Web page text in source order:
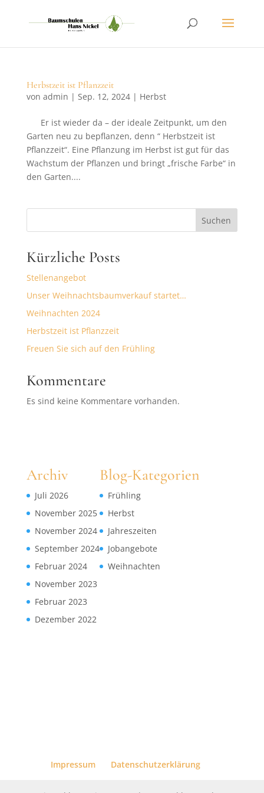
Herbstzeit ist Pflanzzeit
von admin | Sep. 12, 2024| Herbst
Er ist wieder da – der ideale Zeitpunkt, um den
Garten neu zu bepflanzen, denn “ Herbstzeit ist
Pflanzzeit“. Eine Pflanzung im Herbst ist gut für das
Wachstum der Pflanzen und bringt „frische Farbe“ in
den Garten....
Suchen
Kürzliche Posts
Stellenangebot
Unser Weihnachtsbaumverkauf startet…
Weihnachten 2024
Herbstzeit ist Pflanzzeit
Freuen Sie sich auf den Frühling
Kommentare
Es sind keine Kommentare vorhanden.
Archiv
Juli 2026
November 2025
November 2024
September 2024
Februar 2024
November 2023
Februar 2023
Dezember 2022
Blog-Kategorien
Frühling
Herbst
Jahreszeiten
Jobangebote
Weihnachten
Impressum Datenschutzerklärung